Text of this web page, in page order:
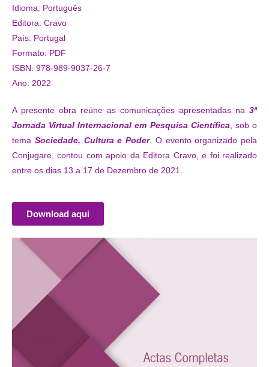
Idioma: Português
Editora: Cravo
País: Portugal
Formato: PDF
ISBN: 978-989-9037-26-7
Ano: 2022
A presente obra reúne as comunicações apresentadas na 3ª
Jornada Virtual Internacional em Pesquisa Científica, sob o
tema Sociedade, Cultura e Poder. O evento organizado pela
Conjugare, contou com apoio da Editora Cravo, e foi realizado
entre os dias 13 a 17 de Dezembro de 2021.
Download aqui